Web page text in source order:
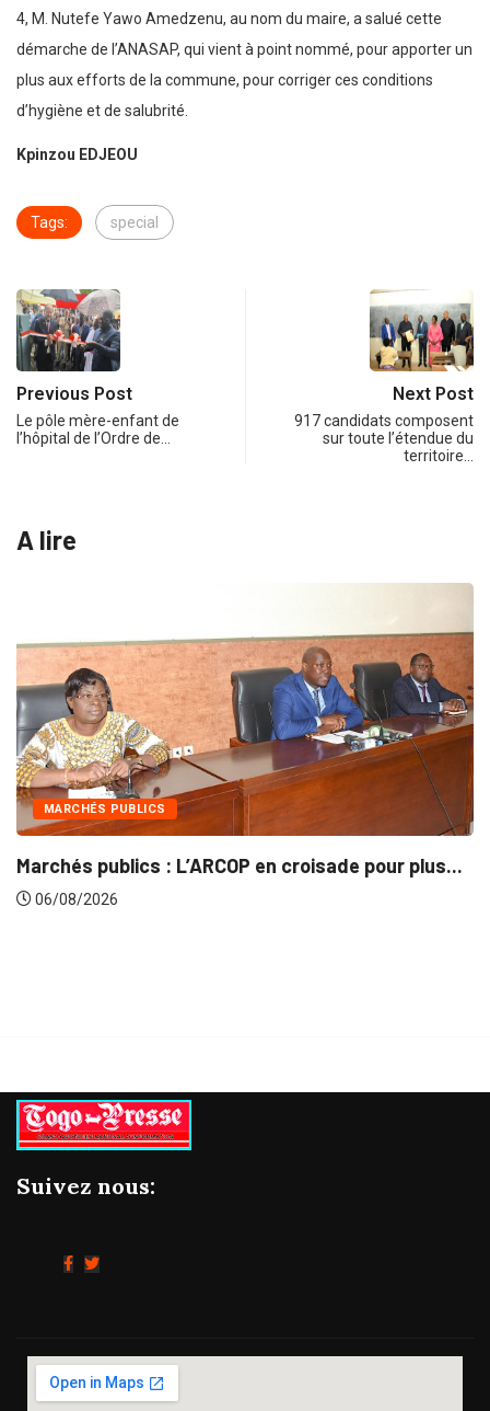
4, M. Nutefe Yawo Amedzenu, au nom du maire, a salué cette
démarche de l’ANASAP, qui vient à point nommé, pour apporter un
plus aux efforts de la commune, pour corriger ces conditions
d’hygiène et de salubrité.
Kpinzou EDJEOU
Tags: special
Previous Post
Le pôle mère-enfant de
l’hôpital de l’Ordre de…
Next Post
917 candidats composent
sur toute l’étendue du
territoire…
A lire
croisade pour plus...
Gestion concertée et
Suivez nous: